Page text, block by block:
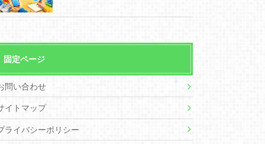
固定ページ
問い合わせ
イトマップ
ライバシーポリシー